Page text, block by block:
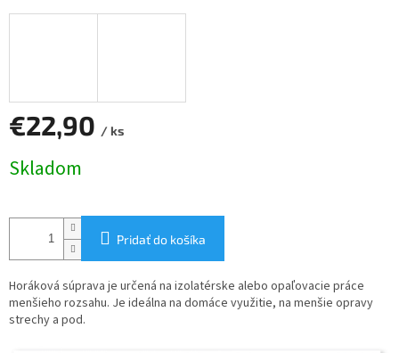
€22,90 / ks
cena:
Skladom
Pridať do košíka
Horáková súprava je určená na izolatérske alebo opaľovacie práce
menšieho rozsahu. Je ideálna na domáce využitie, na menšie opravy
strechy a pod.